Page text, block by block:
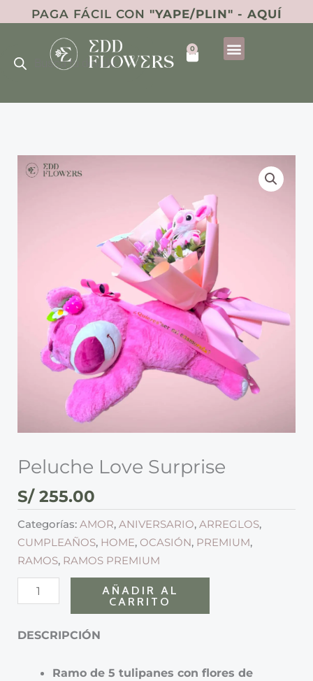
al
contenido
PAGA FÁCIL CON "YAPE/PLIN" - AQUÍ
0
Cart
Peluche Love Surprise
S/255.00
Categorías:AMOR,ANIVERSARIO,ARREGLOS,
CUMPLEAÑOS, HOME, OCASIÓN, PREMIUM,
RAMOS, RAMOS PREMIUM
Peluche
Love
AÑADIR AL
CARRITO
DESCRIPCIÓN
Ramo de 5 tulipanes con flores de